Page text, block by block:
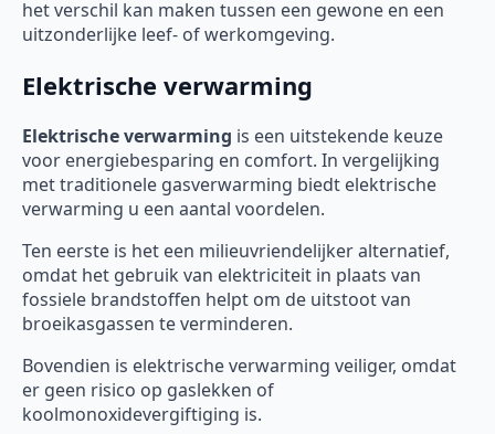
het verschil kan maken tussen een gewone en een
uitzonderlijke leef- of werkomgeving.
Elektrische verwarming
Elektrische verwarming is een uitstekende keuze
voor energiebesparing en comfort. In vergelijking
met traditionele gasverwarming biedt elektrische
verwarming u een aantal voordelen.
Ten eerste is het een milieuvriendelijker alternatief,
omdat het gebruik van elektriciteit in plaats van
fossiele brandstoffen helpt om de uitstoot van
broeikasgassen te verminderen.
Bovendien is elektrische verwarming veiliger, omdat
er geen risico op gaslekken of
koolmonoxidevergiftiging is.